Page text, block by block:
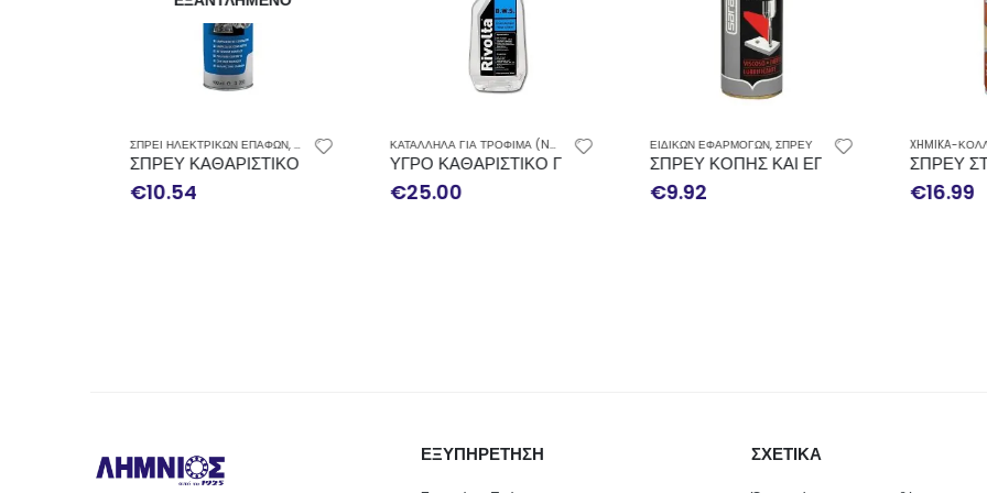
ΚΑΡΜΠΥΡΑΤΕΡ PERMATEX 350ML
ΣΠΡΕΙ ΗΛΕΚΤΡΙΚΩΝ ΕΠΑΦΩΝ,ΣΠΡΕΥ
ΣΠΡΕΥ ΚΑΘΑΡΙΣΤΙΚΟ ΗΛΕΚΤΡΙΚΩΝ ΕΠΑΦΩΝ PERMATEX 500ΜL
€10.54
ΚΑΤΑΛΛΗΛΑ ΓΙΑ ΤΡΟΦΙΜΑ (NSF) ΣΠΡΕΥ
ΥΓΡΟ ΚΑΘΑΡΙΣΤΙΚΟ ΓΙΑ ΙΝΟΧ FUCHS RIVOLTA B.W.S 750ML
€25.00
ΕΙΔΙΚΩΝ ΕΦΑΡΜΟΓΩΝ,ΣΠΡΕΥ
ΣΠΡΕΥ ΚΟΠΗΣ ΚΑΙ ΕΠΕΞΕΡΓΑΣΙΑΣ
€9.92
XHMIKA-
ΣΠΡΕΥ
€16.99
ΕΞΥΠΗΡΕΤΗΣΗ ΣΧΕΤΙΚΑ